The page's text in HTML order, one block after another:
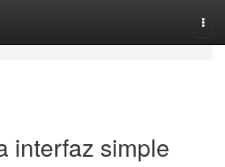
interfaz simple